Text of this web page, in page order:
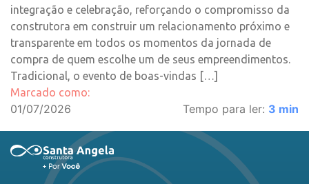
integração e celebração, reforçando o compromisso da
construtora em construir um relacionamento próximo e
transparente em todos os momentos da jornada de
compra de quem escolhe um de seus empreendimentos.
Tradicional, o evento de boas-vindas […]
Marcado como:
01/07/2026 Tempo para ler: 3 min